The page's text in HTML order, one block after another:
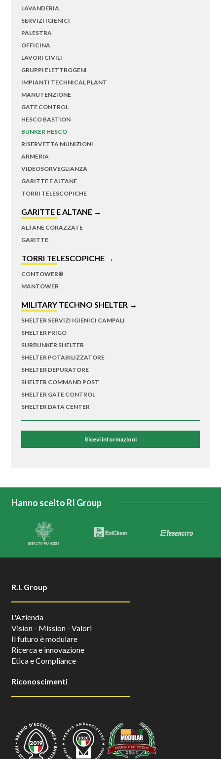
LAVANDERIA
SERVIZI IGIENICI
PALESTRA
OFFICINA
LAVORI CIVILI
GRUPPI ELETTROGENI
IMPIANTI TECHNICAL PLANT
MANUTENZIONE
GATE CONTROL
HESCO BASTION
BUNKER HESCO
RISERVETTA MUNIZIONI
ARMERIA
VIDEOSORVEGLIANZA
GARITTE E ALTANE
TORRI TELESCOPICHE
GARITTE E ALTANE →
ALTANE CORAZZATE
GARITTE
TORRI TELESCOPICHE →
CONTOWER®
MANTOWER
MILITARY TECHNO SHELTER →
SHELTER SERVIZI IGIENICI CAMPALI
SHELTER FRIGO
SURBUNKER SHELTER
SHELTER POTABILIZZATORE
SHELTER DEPURATORE
SHELTER COMMAND POST
SHELTER GATE CONTROL
SHELTER DATA CENTER
Ricevi informazioni
Hanno scelto RI Group
R.I. Group
L'Azienda
Vision - Mission - Valori
Il futuro è modulare
Ricerca e innovazione
Etica e Compliance
Riconoscimenti